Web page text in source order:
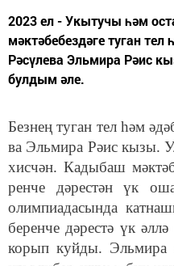
2023 ел - Укытучы һәм
мәктәбебездәге ту­ган
Рә­сү­ле­ва Эль­ми­ра Рә­ис
булдым әле.
Без­нең ту­ган тел һәм
ва Эль­ми­ра Рә­ис кы­зы.
хис­чән. Ка­ды­баш
рен­че дә­рес­тән үк
олим­пи­а­да­сын­да
бе­рен­че дә­рес­тә үк
ко­рып куй­ды. Эль­ми­ра